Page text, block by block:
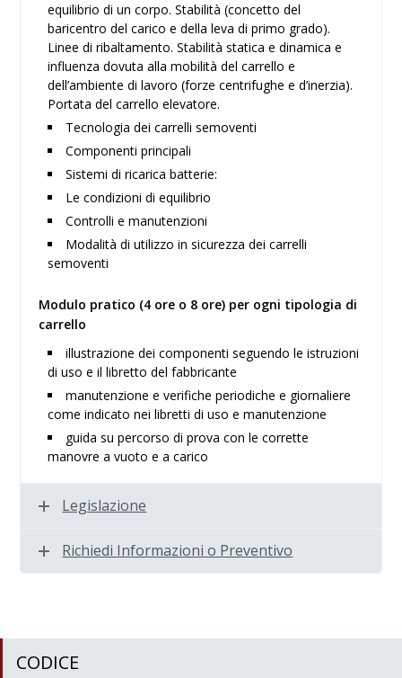
equilibrio di un corpo. Stabilità (concetto del
baricentro del carico e della leva di primo grado).
Linee di ribaltamento. Stabilità statica e dinamica e
influenza dovuta alla mobilità del carrello e
dell’ambiente di lavoro (forze centrifughe e d’inerzia).
Portata del carrello elevatore.
Tecnologia dei carrelli semoventi
Componenti principali
Sistemi di ricarica batterie:
Le condizioni di equilibrio
Controlli e manutenzioni
Modalità di utilizzo in sicurezza dei carrelli
semoventi
Modulo pratico (4 ore o 8 ore) per ogni tipologia di
carrello
illustrazione dei componenti seguendo le istruzioni
di uso e il libretto del fabbricante
manutenzione e verifiche periodiche e giornaliere
come indicato nei libretti di uso e manutenzione
guida su percorso di prova con le corrette
manovre a vuoto e a carico
Legislazione
Richiedi Informazioni o Preventivo
CODICE